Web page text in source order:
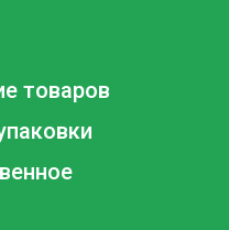
товаров